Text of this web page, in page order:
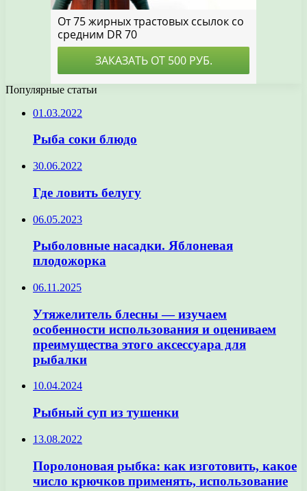
Популярные статьи
01.03.2022
Рыба соки блюдо
30.06.2022
Где ловить белугу
06.05.2023
Рыболовные насадки. Яблоневая
плодожорка
06.11.2025
Утяжелитель блесны — изучаем
особенности использования и оцениваем
преимущества этого аксессуара для
рыбалки
10.04.2024
Рыбный суп из тушенки
13.08.2022
Поролоновая рыбка: как изготовить, какое
число крючков применять, использование